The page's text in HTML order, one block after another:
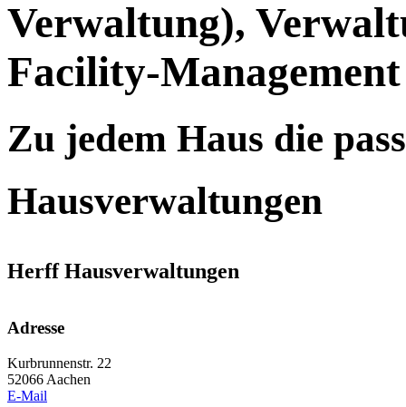
Verwaltung),
Facility-Management
Zu jedem Haus die
Hausverwaltungen
Herff Hausverwaltungen
Adresse
Kurbrunnenstr. 22
52066 Aachen
E-Mail